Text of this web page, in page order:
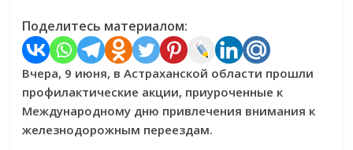
Поделитесь материалом:
Вчера, 9 июня, в Астраханской области прошли
профилактические акции, приуроченные к
Международному дню привлечения внимания к
железнодорожным переездам.